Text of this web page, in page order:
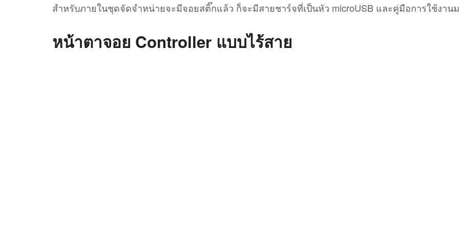
สำหรับภายในชุดจัดจำหน่ายจะมีจอยสติ๊กแล้ว ก็จะมีสายชาร์จที่เป็นหัว microUSB และคู่มือการใช้งาน
หน้าตาจอย Controller แบบไร้สาย